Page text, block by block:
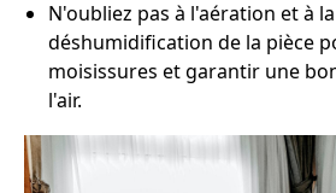
N'oubliez pas à l'aération et à la
déshumidification de la pièce
moisissures et garantir une
l'air.